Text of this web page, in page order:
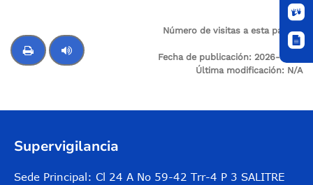
Número de visitas a esta página:
56
Fecha de publicación: 2026-01-18
Última modificación: N/A
Supervigilancia
Sede Principal: Cl 24 A No 59-42 Trr-4 P 3 SALITRE